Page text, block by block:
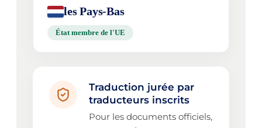
les Pays-Bas
État membre de l'UE
Traduction jurée par
traducteurs inscrits
Pour les documents officiels,